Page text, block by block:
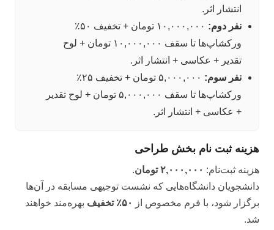
انتشار اثر.
نفر دوم:
۱۰,۰۰۰,۰۰۰ تومان + تخفیف ۵۰٪
ورکشاپ‌ها تا سقف ۱۰,۰۰۰,۰۰۰ تومان + لوح
تقدیر + عکاسی + انتشار اثر.
نفر سوم:
۵,۰۰۰,۰۰۰ تومان + تخفیف ۲۵٪
ورکشاپ‌ها تا سقف ۵,۰۰۰,۰۰۰ تومان + لوح تقدیر
+ عکاسی + انتشار اثر.
هزینه ثبت نام بخش طراحی
هزینه ثبت‌نام: ۲,۰۰۰,۰۰۰ تومان
.
دانشجویان دانشگاه‌هایی که نشست توجیهی مسابقه در آن‌ها
برگزار شود، با فرم مخصوص از
۵۰٪ تخفیف
بهره‌مند خواهند
شد.